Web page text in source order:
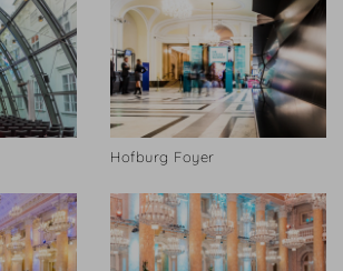
Hofburg Foyer